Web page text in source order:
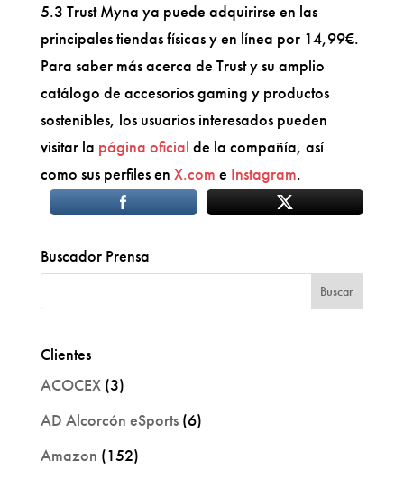
5.3 Trust Myna ya puede adquirirse en las
principales tiendas físicas y en línea por 14,99€.
Para saber más acerca de Trust y su amplio
catálogo de accesorios gaming y productos
sostenibles, los usuarios interesados pueden
visitar la página oficial de la compañía, así
como sus perfiles en X.com e Instagram.
Buscador Prensa
Clientes
ACOCEX(3)
AD Alcorcón eSports(6)
Amazon (152)